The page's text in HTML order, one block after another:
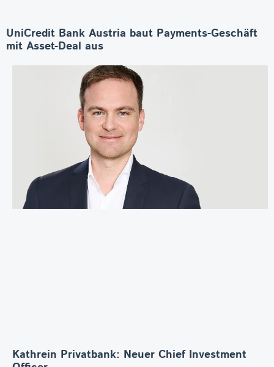
UniCredit Bank Austria baut Payments-Geschäft
mit Asset-Deal aus
Kathrein Privatbank: Neuer Chief Investment